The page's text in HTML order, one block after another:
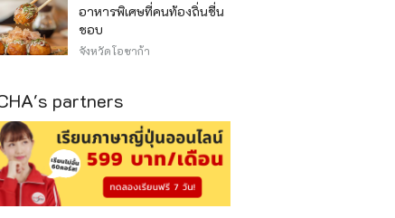
อาหารพิเศษที่คนท้องถิ่นชื่น
ชอบ
จังหวัดโอซาก้า
partners